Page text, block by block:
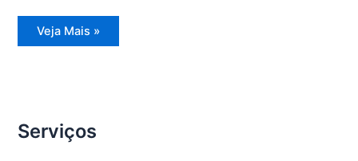
Assistência
Técnica
Veja Mais »
Serviços